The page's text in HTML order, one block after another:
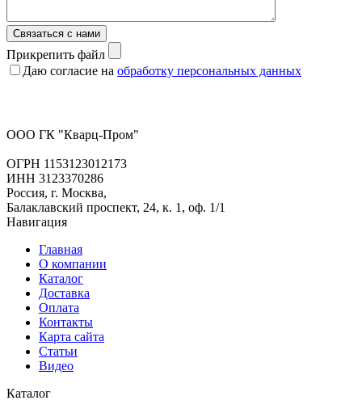
Связаться с нами
Прикрепить файл
Даю согласие на обработку персональных данных
ООО ГК "Кварц-Пром"
ОГРН 1153123012173
ИНН 3123370286
Россия, г. Москва,
Балаклавский проспект, 24, к. 1, оф. 1/1
Навигация
Главная
О компании
Каталог
Доставка
Оплата
Контакты
Карта сайта
Статьи
Видео
Каталог